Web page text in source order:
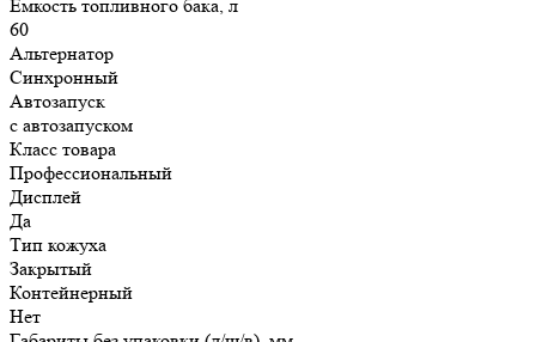
Емкость топливного бака, л
60
Альтернатор
Синхронный
Автозапуск
с автозапуском
Класс товара
Профессиональный
Дисплей
Да
Тип кожуха
Закрытый
Контейнерный
Нет